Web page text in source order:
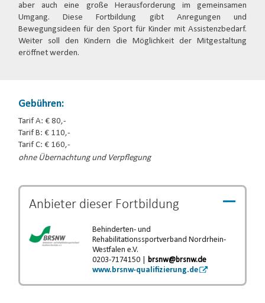
aber auch eine große Herausforderung im gemeinsamen
Umgang. Diese Fortbildung gibt Anregungen und
Bewegungsideen für den Sport für Kinder mit Assistenzbedarf.
Weiter soll den Kindern die Möglichkeit der Mitgestaltung
eröffnet werden.
Gebühren:
Tarif A: € 80,-
Tarif B: € 110,-
Tarif C: € 160,-
ohne Übernachtung und Verpflegung
Anbieter dieser Fortbildung
Behinderten- und
Rehabilitationssportverband Nordrhein-
Westfalen e.V.
0203-7174150 |
brsnw@brsnw.de
www.brsnw-qualifizierung.de